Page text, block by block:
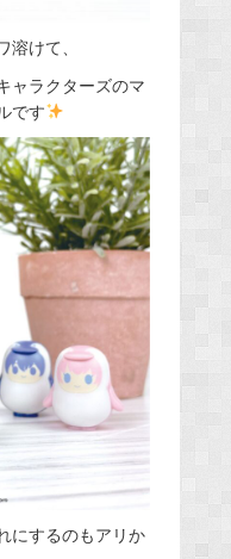
溶けて、
ャラクターズのマ
です
にするのもアリか